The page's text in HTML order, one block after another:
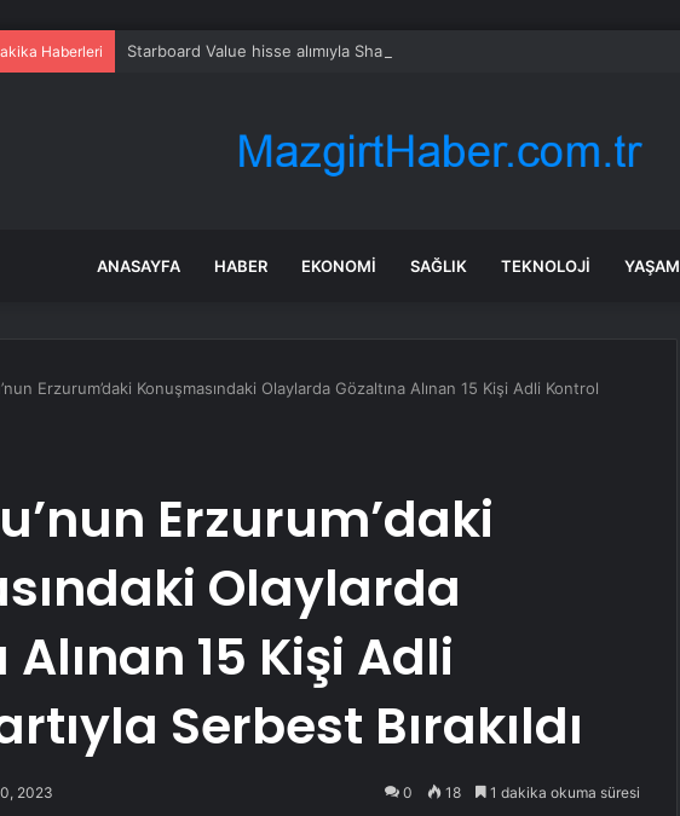
Haberleri Starboard Value hisse alımıyla Shake Shack yükseldi
ANASAYFA HABER EKONOMI SAĞLIK TEKNOLOJI YAŞAM
Erzurum’daki Konuşmasındaki Olaylarda Gözaltına Alınan 15 Kişi Adli Kontrol
Erzurum’daki
Olaylarda
Alınan 15 Kişi Adli
Serbest Bırakıldı
2023 0 18 1 dakika okuma süresi